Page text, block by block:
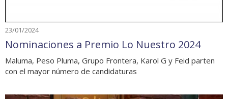
23/01/2024
Nominaciones a Premio Lo Nuestro 2024
Maluma, Peso Pluma, Grupo Frontera, Karol G y Feid parten
con el mayor número de candidaturas